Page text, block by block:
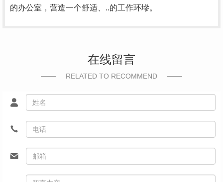
的办公室，营造一个舒适、..的工作环墋。
在线留言
RELATED TO RECOMMEND